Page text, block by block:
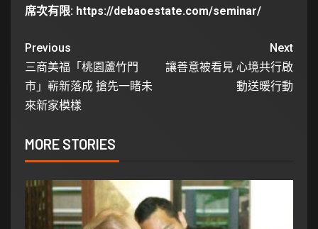
席次有限: https://debaoestate.com/seminar/
Previous
三商美福「桃園蘆竹門
市」嶄新落成 搶先一睹未
來新家模樣
Next
讓善意被看見 心境共行啟
動送暖行動
MORE STORIES